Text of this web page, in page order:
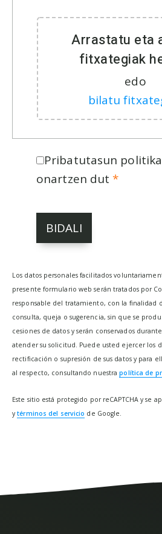
Arrastatu eta
fitxategiak
edo
bilatu
Pribatutasun
onartzen dut *
Los datos personales facilitados
presente formulario web serán tratados por
responsable del tratamiento, con la finalidad
consulta, queja o sugerencia, sin que se
cesiones de datos y serán conservados
atender su solicitud. Puede usted ejercer los
rectificación o supresión de sus datos y para
al respecto, consultando nuestrapolítica de
Este sitio está protegido por reCAPTCHA y se
ytérminos del servicio de Google.